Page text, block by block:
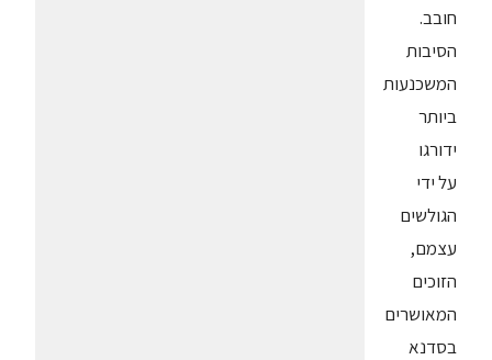
חובב.
הסיבות
המשכנעות
ביותר
ידורגו
על ידי
הגולשים
עצמם,
הזוכים
המאושרים
בסדנא